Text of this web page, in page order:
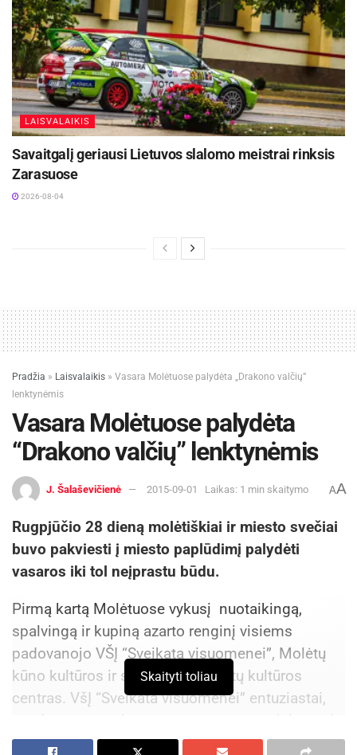
LAISVALAIKIS
Savaitgalį geriausi Lietuvos slalomo meistrai rinksis
Zarasuose
2026-08-04
Pradžia » Laisvalaikis » Vasara Molėtuose palydėta „Drakono valčių”
lenktynėmis
Vasara Molėtuose palydėta
“Drakono valčių” lenktynėmis
J. Šalaševičienė 2015-09-01 Laikas: 1 min skaitymo AA
Rugpjūčio 28 dieną molėtiškiai ir miesto svečiai
buvo pakviesti į miesto paplūdimį palydėti
vasaros iki tol neįprastu būdu.
Pirmą kartą Molėtuose vykusį nuotaikingą,
spalvingą ir kupiną azarto renginį visiems
padovanojo VŠĮ “Sveikata visuomenei”, Molėtų
kūno kultūros ir sporto bei Molėtų kultūros
centras. VšĮ “Sveikata visuomenei” entuziastai,
vandens sporto ir pramogų propaguotojai, rengia
“Drakono valčių” festivalį ir keliauja per Lietuvos
Skaityti toliau